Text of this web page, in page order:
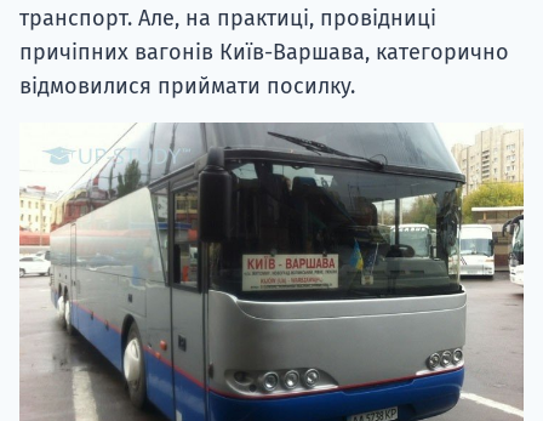
транспорт. Але, на практиці, провідниці
причіпних вагонів Київ-Варшава, категорично
відмовилися приймати посилку.